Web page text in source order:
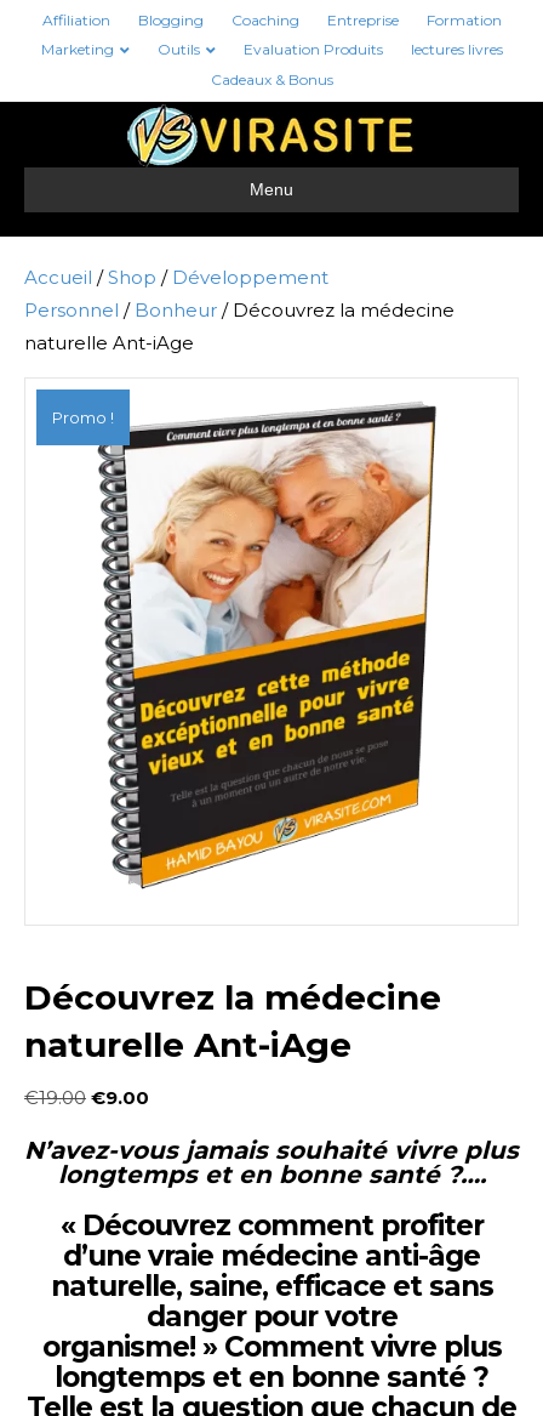
Affiliation Blogging Coaching Entreprise
Formation
Marketing
Outils Evaluation Produits
lectures livres
Cadeaux & Bonus
Menu
Accueil /Shop / Développement
Personnel / Bonheur / Découvrez la médecine
naturelle Ant-iAge
Promo !
Découvrez la médecine
naturelle Ant-iAge
€19.00 Le
initial
était :
€19.00.
€9.00
actuel
est :
€9.00.
N’avez-vous jamais souhaité vivre plus
longtemps et en bonne santé ?….
« Découvrez comment profiter
d’une vraie médecine anti-âge
naturelle, saine, efficace et sans
danger pour votre
organisme! » Comment vivre plus
longtemps et en bonne santé ?
Telle est la question que chacun de